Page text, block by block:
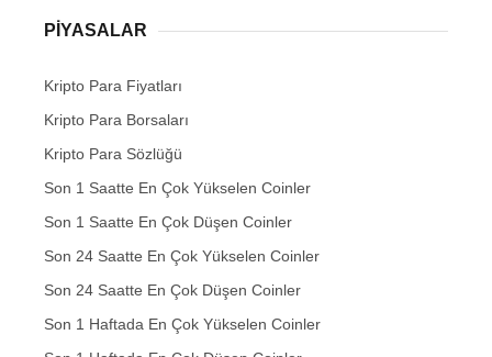
PIYASALAR
Kripto Para Fiyatları
Kripto Para Borsaları
Kripto Para Sözlüğü
Son 1 Saatte En Çok Yükselen Coinler
Son 1 Saatte En Çok Düşen Coinler
Son 24 Saatte En Çok Yükselen Coinler
Son 24 Saatte En Çok Düşen Coinler
Son 1 Haftada En Çok Yükselen Coinler